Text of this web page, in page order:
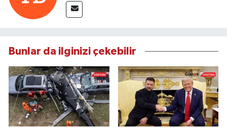
Bunlar da ilginizi çekebilir